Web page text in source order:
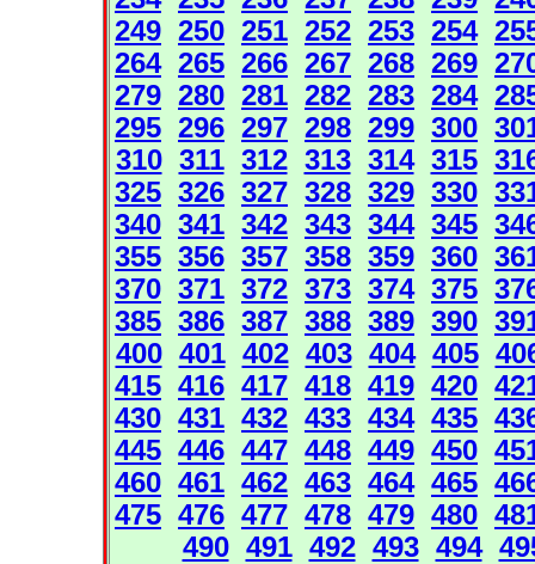
249 250 251 252 253 254
264 265 266 267 268 269
279 280 281 282 283 284
295 296 297 298 299 300
310 311 312 313 314 315
325 326 327 328 329 330
340 341 342 343 344 345
355 356 357 358 359 360
370 371 372 373 374 375
385 386 387 388 389 390
400 401 402 403 404 405
415 416 417 418 419 420
430 431 432 433 434 435
445 446 447 448 449 450
460 461 462 463 464 465
475 476 477 478 479 480
490 491 492 493 494